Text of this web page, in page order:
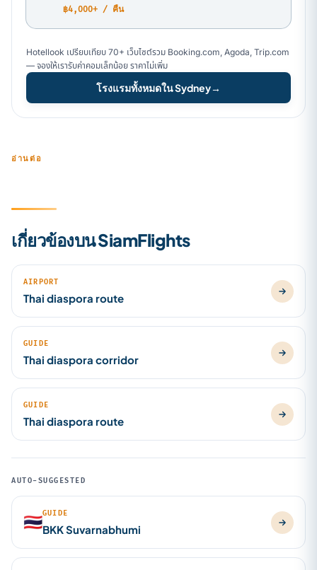
฿4,000+ / คืน
Hotellook เปรียบเทียบ 70+ เว็บไซต์รวม Booking.com, Agoda, Trip.com
— จองให้เรารับค่าคอมเล็กน้อย ราคาไม่เพิ่ม
โรงแรมทั้งหมดใน Sydney→
อ่านต่อ
เกี่ยวข้องบน SiamFlights
AIRPORT
Thai diaspora route
GUIDE
Thai diaspora corridor
GUIDE
Thai diaspora route
AUTO-SUGGESTED
🇹🇭GUIDE
BKK Suvarnabhumi